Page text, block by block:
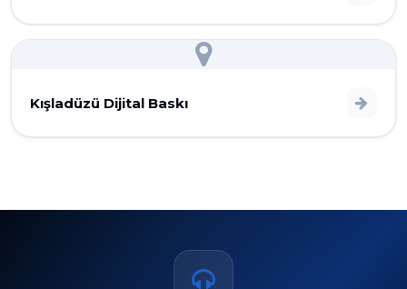
Kışladüzü Dijital Baskı